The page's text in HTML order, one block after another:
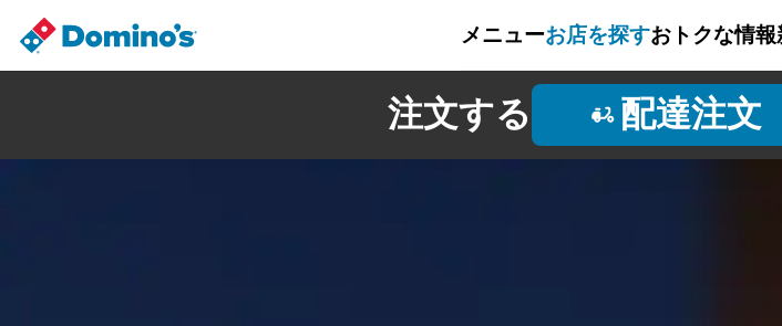
メニューお店を探すおトクな情報
注文する 配達注文